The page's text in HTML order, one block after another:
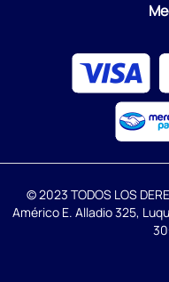
© 2023 TODOS LOS
Américo E. Alladio 325,